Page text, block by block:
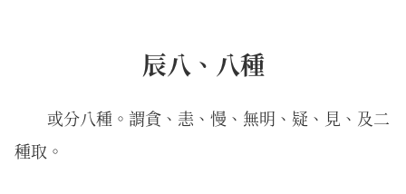
辰八、八種
或分八種。謂貪、恚、慢、無明、疑、見、及二
種取。